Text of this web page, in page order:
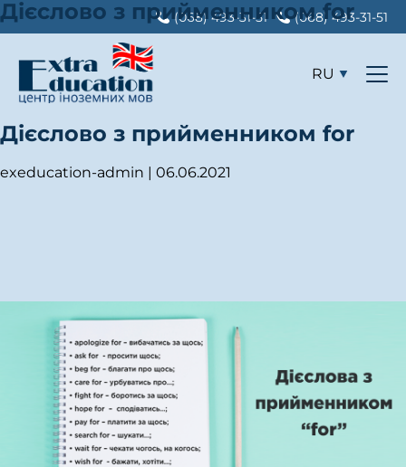
(068) 493-31-51 (068) 493-31-51
RU
Дієслово з прийменником for
Дієслово з прийменником for
exeducation-admin | 06.06.2021